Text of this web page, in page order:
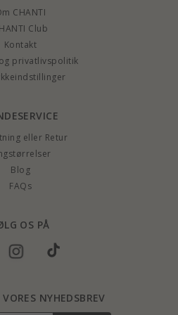
CHANTI
Club
Kontakt
privatlivspolitik
eller Retur
Blog
FAQs
OS PÅ
NYHEDSBREV